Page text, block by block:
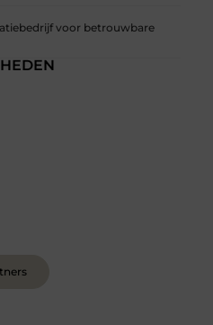
voor betrouwbare